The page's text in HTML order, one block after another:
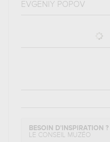
EVGENIY POPOV
BESOIN D'INSPIRATION ?
LE CONSEIL MUZÉO